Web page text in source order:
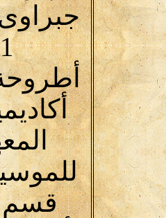
قسم